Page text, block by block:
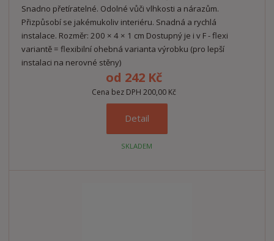
Snadno přetíratelné. Odolné vůči vlhkosti a nárazům.
Přizpůsobí se jakémukoliv interiéru. Snadná a rychlá
instalace. Rozměr: 200 × 4 × 1 cm Dostupný je i v F - flexi
variantě = flexibilní ohebná varianta výrobku (pro lepší
instalaci na nerovné stěny)
od 242 Kč
Cena bez DPH 200,00 Kč
Detail
SKLADEM